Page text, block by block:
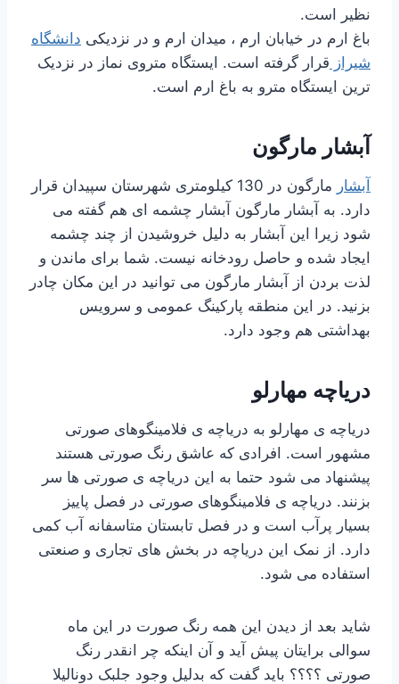
نظیر است.
باغ ارم در خیابان ارم ، میدان ارم و در نزدیکی دانشگاه
شیراز قرار گرفته است. ایستگاه متروی نماز در نزدیک
ترین ایستگاه مترو به باغ ارم است.
آبشار مارگون
آبشار
مارگون در 130 کیلومتری شهرستان سپیدان قرار
دارد. به آبشار مارگون آبشار چشمه ای هم گفته می
شود زیرا این آبشار به دلیل خروشیدن از چند چشمه
ایجاد شده و حاصل رودخانه نیست. شما برای ماندن و
لذت بردن از آبشار مارگون می توانید در این مکان چادر
بزنید. در این منطقه پارکینگ عمومی و سرویس
بهداشتی هم وجود دارد.
دریاچه مهارلو
دریاچه ی مهارلو به دریاچه ی فلامینگوهای صورتی
مشهور است. افرادی که عاشق رنگ صورتی هستند
پیشنهاد می شود حتما به این دریاچه ی صورتی ها سر
بزنند. دریاچه ی فلامینگوهای صورتی در فصل پاییز
بسیار پرآب است و در فصل تابستان متاسفانه آب کمی
دارد. از نمک این دریاچه در بخش های تجاری و صنعتی
استفاده می شود.
شاید بعد از دیدن این همه رنگ صورت در این ماه
سوالی برایتان پیش آید و آن اینکه چر انقدر رنگ
صورتی ؟؟؟؟ باید گفت که بدلیل وجود جلبک دونالیلا